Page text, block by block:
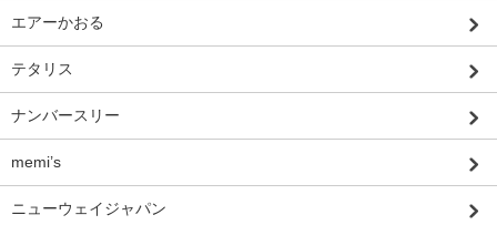
エアーかおる
テタリス
ナンバースリー
memi’s
ニューウェイジャパン